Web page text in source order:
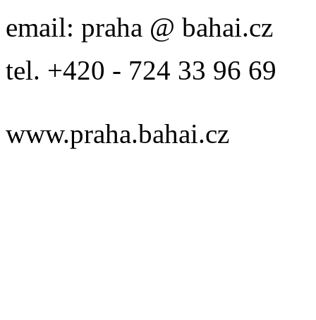
email: praha @ bahai.cz
tel. +420 - 724 33 96 69
www.praha.bahai.cz